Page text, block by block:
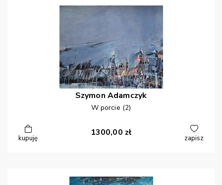
Szymon Adamczyk
W porcie (2)
kupuję
1300,00 zł
zapisz